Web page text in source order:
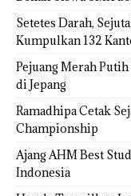
Setetes Darah,
Kumpulkan 132
Pejuang Merah
di Jepang
Ramadhipa Cetak
Championship
Ajang AHM Best
Indonesia